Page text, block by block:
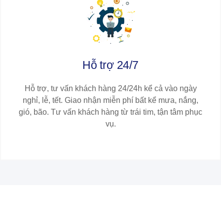
Hỗ trợ 24/7
Hỗ trợ, tư vấn khách hàng 24/24h kể cả vào ngày
nghỉ, lễ, tết. Giao nhận miễn phí bất kể mưa, nắng,
gió, bão. Tư vấn khách hàng từ trái tim, tận tâm phục
vụ.